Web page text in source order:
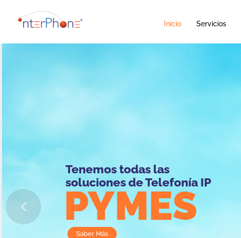
Inicio Servicios
Tenemos todas las
soluciones de Telefonía IP
PYMES
Saber Más